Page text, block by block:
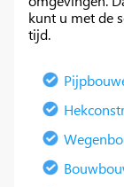
kunt u met de
tijd.